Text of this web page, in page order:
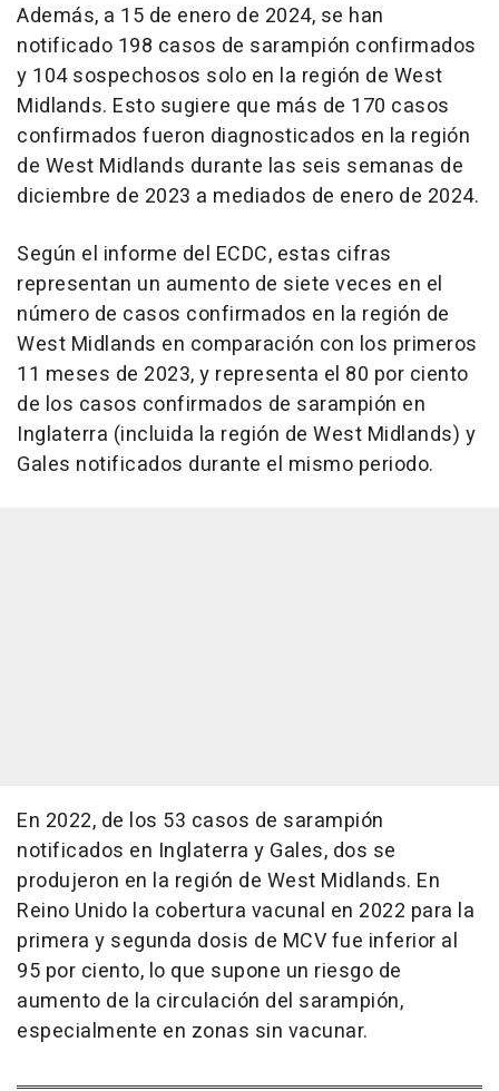
Además, a 15 de enero de 2024, se han
notificado 198 casos de sarampión confirmados
y 104 sospechosos solo en la región de West
Midlands. Esto sugiere que más de 170 casos
confirmados fueron diagnosticados en la región
de West Midlands durante las seis semanas de
diciembre de 2023 a mediados de enero de 2024.
Según el informe del ECDC, estas cifras
representan un aumento de siete veces en el
número de casos confirmados en la región de
West Midlands en comparación con los primeros
11 meses de 2023, y representa el 80 por ciento
de los casos confirmados de sarampión en
Inglaterra (incluida la región de West Midlands) y
Gales notificados durante el mismo periodo.
En 2022, de los 53 casos de sarampión
notificados en Inglaterra y Gales, dos se
produjeron en la región de West Midlands. En
Reino Unido la cobertura vacunal en 2022 para la
primera y segunda dosis de MCV fue inferior al
95 por ciento, lo que supone un riesgo de
aumento de la circulación del sarampión,
especialmente en zonas sin vacunar.